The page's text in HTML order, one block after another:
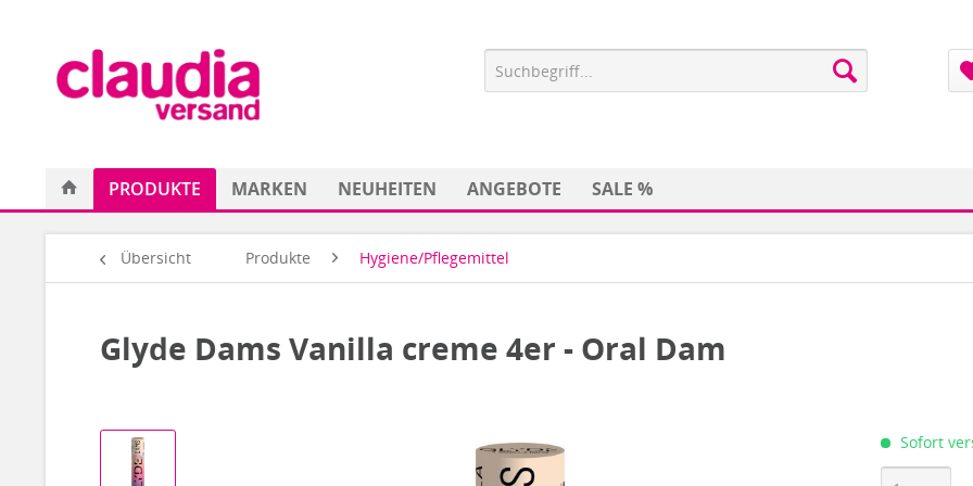
PRODUKTE MARKEN NEUHEITEN ANGEBOTE SALE %
Übersicht Produkte Hygiene/Pflegemittel
Glyde Dams Vanilla creme 4er - Oral Dam
Sofort